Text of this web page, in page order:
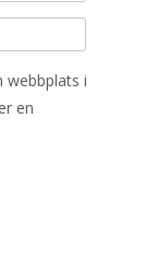
webbplats i
en